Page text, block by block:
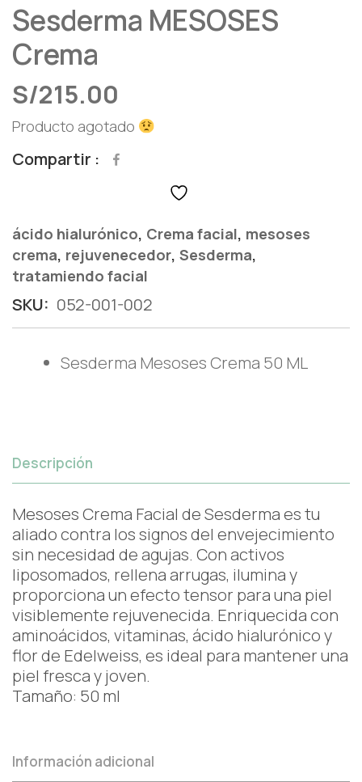
Sesderma MESOSES
Crema
S/215.00
Producto agotado
Compartir
ácido hialurónico, Crema facial, mesoses
crema, rejuvenecedor, Sesderma,
tratamiendo facial
SKU: 052-001-002
Sesderma Mesoses Crema 50 ML
Descripción
Mesoses Crema Facial de Sesderma es tu
aliado contra los signos del envejecimiento
sin necesidad de agujas. Con activos
liposomados, rellena arrugas, ilumina y
proporciona un efecto tensor para una piel
visiblemente rejuvenecida. Enriquecida con
aminoácidos, vitaminas, ácido hialurónico y
flor de Edelweiss, es ideal para mantener una
piel fresca y joven.
Tamaño: 50 ml
Información adicional